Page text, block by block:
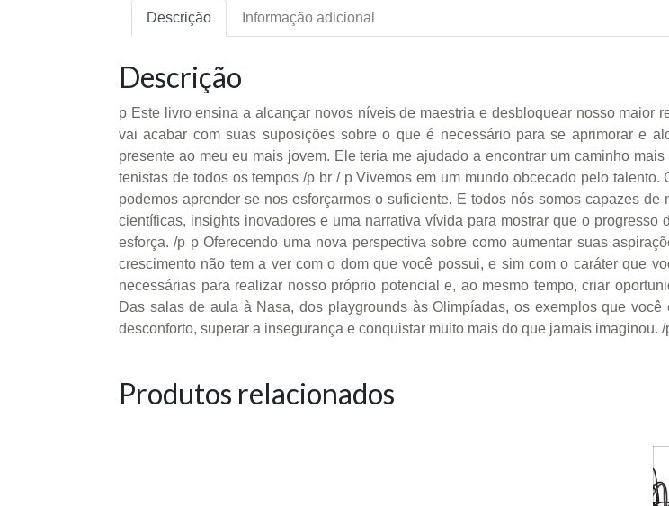
Descrição Informação adicional
Descrição
p Este livro ensina a alcançar novos níveis de maestria e desbloquear nosso maior
vai acabar com suas suposições sobre o que é necessário para se aprimorar e
presente ao meu eu mais jovem. Ele teria me ajudado a encontrar um caminho
tenistas de todos os tempos /p br / p Vivemos em um mundo obcecado pelo
podemos aprender se nos esforçarmos o suficiente. E todos nós somos capazes
científicas, insights inovadores e uma narrativa vívida para mostrar que o
esforça. /p p Oferecendo uma nova perspectiva sobre como aumentar suas
crescimento não tem a ver com o dom que você possui, e sim com o caráter que
necessárias para realizar nosso próprio potencial e, ao mesmo tempo, criar
Das salas de aula à Nasa, dos playgrounds às Olimpíadas, os exemplos que
desconforto, superar a insegurança e conquistar muito mais do que jamais imaginou. /
Produtos relacionados